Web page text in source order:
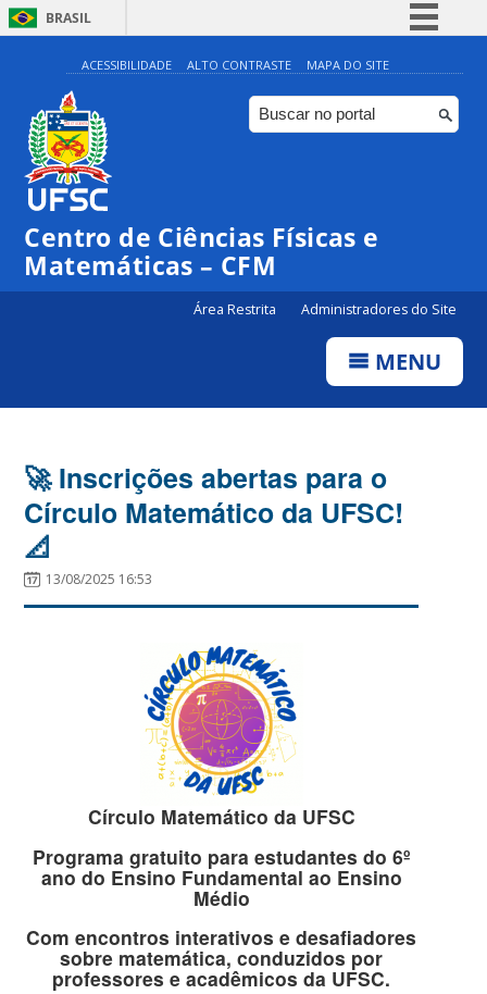
BRASIL
Simplifique!
Comunica BR
Participe
Canais
ACESSIBILIDADE ALTO CONTRASTE MAPA DO SITE
Centro de Ciências Físicas e
Matemáticas – CFM
Área Restrita Administradores do Site
MENU
🚀 Inscrições abertas para o
Círculo Matemático da UFSC!
📐
13/08/2025 16:53
Círculo Matemático da UFSC
Programa gratuito para estudantes do 6º
ano do Ensino Fundamental ao Ensino
Médio
Com encontros interativos e desafiadores
sobre matemática, conduzidos por
professores e acadêmicos da UFSC.